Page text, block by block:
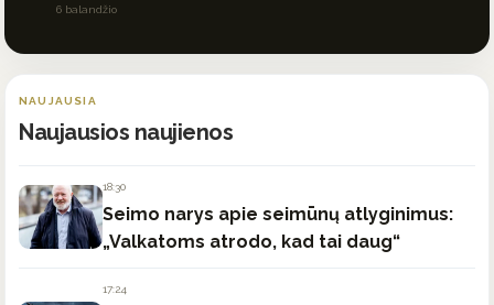
6 balandžio
NAUJAUSIA
Naujausios naujienos
18:30
Seimo narys apie seimūnų atlyginimus:
„Valkatoms atrodo, kad tai daug“
17:24